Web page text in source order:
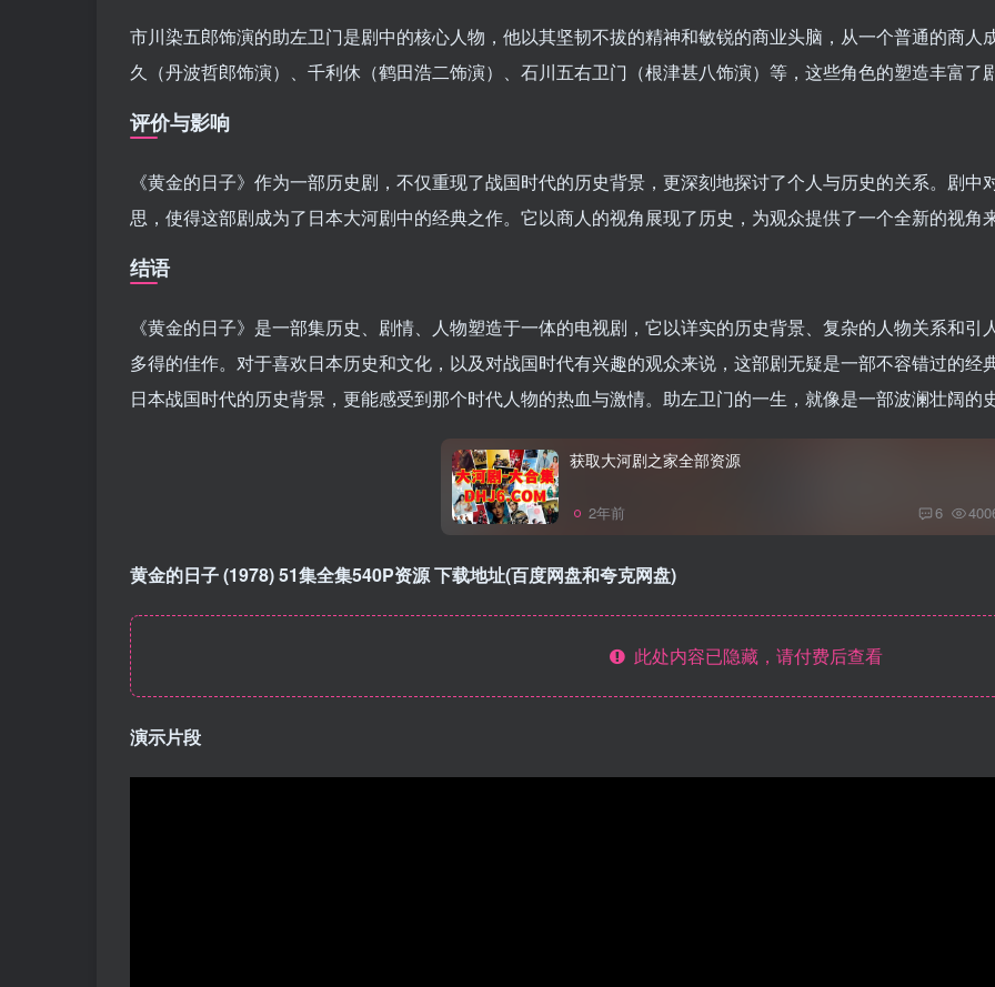
市川染五郎饰演的助左卫门是剧中的核心人物，他以其坚韧不拔的精神和敏锐的商业头脑，从一个普通的商
久（丹波哲郎饰演）、千利休（鹤田浩二饰演）、石川五右卫门（根津甚八饰演）等，这些角色的塑造丰富了
评价与影响
《黄金的日子》作为一部历史剧，不仅重现了战国时代的历史背景，更深刻地探讨了个人与历史的关系。剧
思，使得这部剧成为了日本大河剧中的经典之作。它以商人的视角展现了历史，为观众提供了一个全新的视角
结语
《黄金的日子》是一部集历史、剧情、人物塑造于一体的电视剧，它以详实的历史背景、复杂的人物关系和
多得的佳作。对于喜欢日本历史和文化，以及对战国时代有兴趣的观众来说，这部剧无疑是一部不容错过的
日本战国时代的历史背景，更能感受到那个时代人物的热血与激情。助左卫门的一生，就像是一部波澜壮阔的
获取大河剧之家全部资源
2年前 6
黄金的日子 (1978) 51集全集540P资源 下载地址(百度网盘和夸克网盘)
此处内容已隐藏，请付费后查看
演示片段